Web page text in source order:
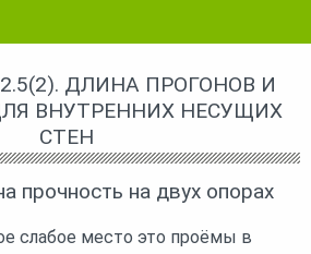
ДЛИНА ПРОГОНОВ И
ВНУТРЕННИХ НЕСУЩИХ
СТЕН
прочность на двух опорах
слабое место это проёмы в